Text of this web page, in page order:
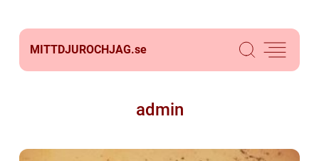
MITTDJUROCHJAG.se
admin